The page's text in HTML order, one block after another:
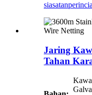
siasatan
Jaring
Tahan